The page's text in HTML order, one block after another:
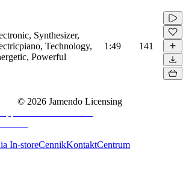
Synthesizer,
Technology,
Powerful
1:49 141
© 2026 Jamendo Licensing
In-storeCennikKontaktCentrum